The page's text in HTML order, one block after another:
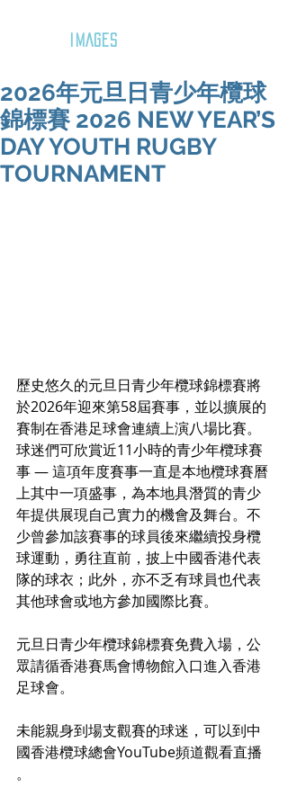
IMAGES
2026年元旦日青少年欖球
錦標賽 2026 NEW YEAR’S
DAY YOUTH RUGBY
TOURNAMENT
歷史悠久的元旦日青少年欖球錦標賽將
於2026年迎來第58屆賽事，並以擴展的
賽制在香港足球會連續上演八場比賽。
球迷們可欣賞近11小時的青少年欖球賽
事 — 這項年度賽事一直是本地欖球賽曆
上其中一項盛事，為本地具潛質的青少
年提供展現自己實力的機會及舞台。不
少曾參加該賽事的球員後來繼續投身欖
球運動，勇往直前，披上中國香港代表
隊的球衣；此外，亦不乏有球員也代表
其他球會或地方參加國際比賽。
元旦日青少年欖球錦標賽免費入場，公
眾請循香港賽馬會博物館入口進入香港
足球會。
未能親身到場支觀賽的球迷，可以到中
國香港欖球總會YouTube頻道觀看直播
。